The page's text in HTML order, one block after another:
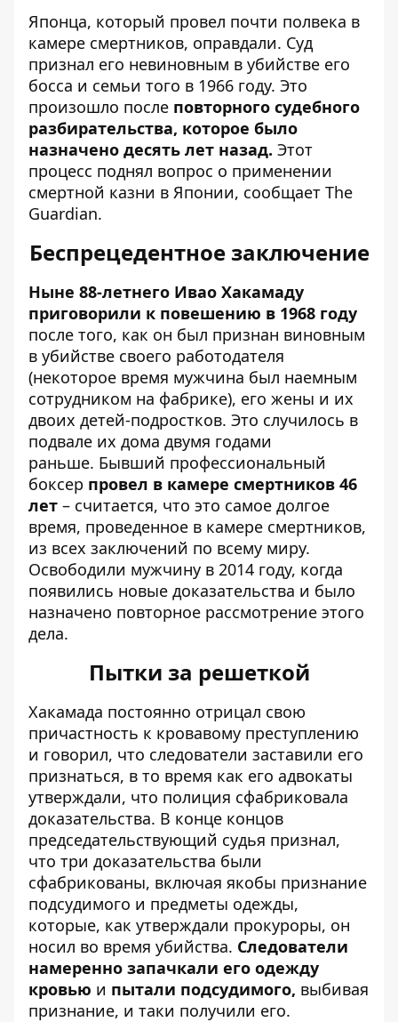
Японца, который провел почти полвека в
камере смертников, оправдали. Суд
признал его невиновным в убийстве его
босса и семьи того в 1966 году. Это
произошло после повторного судебного
разбирательства, которое было
назначено десять лет назад. Этот
процесс поднял вопрос о применении
смертной казни в Японии, сообщает The
Guardian.
Беспрецедентное заключение
Ныне 88-летнего Ивао Хакамаду
приговорили к повешению в 1968 году
после того, как он был признан виновным
в убийстве своего работодателя
(некоторое время мужчина был наемным
сотрудником на фабрике), его жены и их
двоих детей-подростков. Это случилось в
подвале их дома двумя годами
раньше. Бывший профессиональный
боксер провел в камере смертников 46
лет – считается, что это самое долгое
время, проведенное в камере смертников,
из всех заключений по всему миру.
Освободили мужчину в 2014 году, когда
появились новые доказательства и было
назначено повторное рассмотрение этого
дела.
Пытки за решеткой
Хакамада постоянно отрицал свою
причастность к кровавому преступлению
и говорил, что следователи заставили его
признаться, в то время как его адвокаты
утверждали, что полиция сфабриковала
доказательства. В конце концов
председательствующий судья признал,
что три доказательства были
сфабрикованы, включая якобы признание
подсудимого и предметы одежды,
которые, как утверждали прокуроры, он
носил во время убийства. Следователи
намеренно запачкали его одежду
кровью и пытали подсудимого, выбивая
признание, и таки получили его.